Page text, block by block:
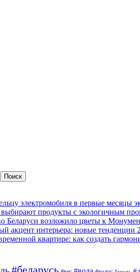
электромобиля в первые месяцы
продукты с экологичным
Беларуси возложило цветы к
акцент интерьера: новые тенденции
квартире: как создать